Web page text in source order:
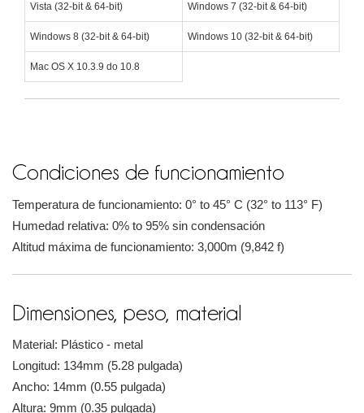
Vista (32-bit & 64-bit) Windows 7 (32-bit & 64-bit)
Windows 8 (32-bit & 64-bit) Windows 10 (32-bit & 64-bit)
Mac OS X 10.3.9 do 10.8
Condiciones de funcionamiento
Temperatura de funcionamiento: 0° to 45° C (32° to 113° F)
Humedad relativa: 0% to 95% sin condensación
Altitud máxima de funcionamiento: 3,000m (9,842 f)
Dimensiones, peso, material
Material: Plástico - metal
Longitud: 134mm (5.28 pulgada)
Ancho: 14mm (0.55 pulgada)
Altura: 9mm (0.35 pulgada)